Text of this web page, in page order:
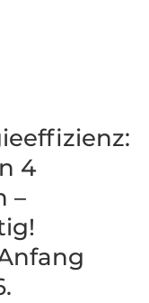
4
–